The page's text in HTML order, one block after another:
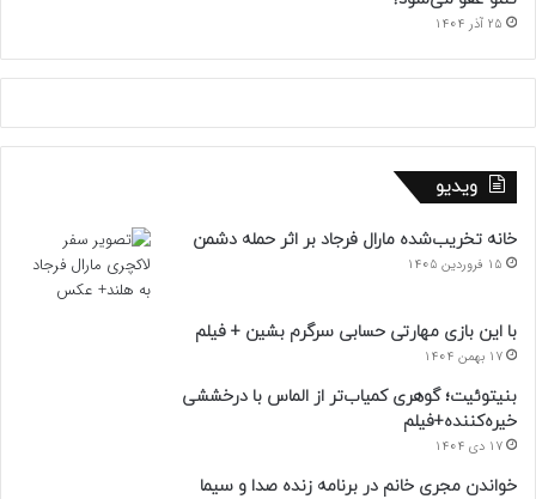
25 آذر 1404
ویدیو
خانه تخریب‌شده مارال فرجاد بر اثر حمله دشمن
15 فروردین 1405
با این بازی مهارتی حسابی سرگرم بشین + فیلم
17 بهمن 1404
بنیتوئیت؛ گوهری کمیاب‌تر از الماس با درخششی
خیره‌کننده+فیلم
17 دی 1404
خواندن مجری خانم در برنامه زنده صدا و سیما